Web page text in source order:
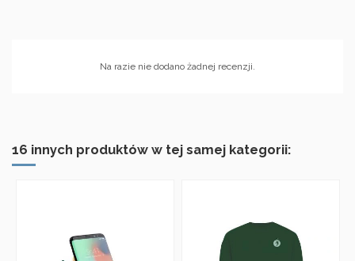
Na razie nie dodano żadnej recenzji.
16 innych produktów w tej samej kategorii: